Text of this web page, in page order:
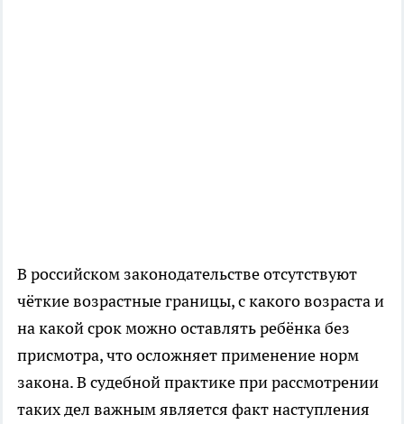
В российском законодательстве отсутствуют
чёткие возрастные границы, с какого возраста и
на какой срок можно оставлять ребёнка без
присмотра, что осложняет применение норм
закона. В судебной практике при рассмотрении
таких дел важным является факт наступления